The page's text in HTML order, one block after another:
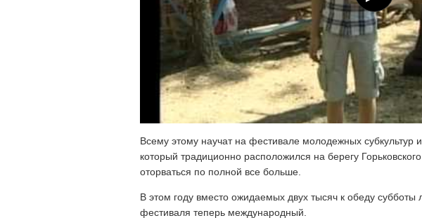
Всему этому научат на фестивале молодежных субкультур
который традиционно расположился на берегу
оторваться по полной все больше.
В этом году вместо ожидаемых двух тысяч к обеду субботы
фестиваля теперь международный.